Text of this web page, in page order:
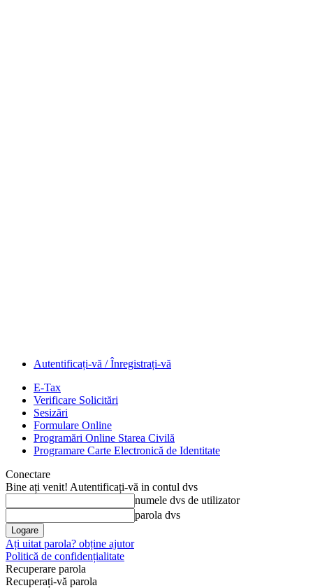
Autentificați-vă / Înregistrați-vă
E-Tax
Verificare Solicitări
Sesizări
Formulare Online
Programări Online Starea Civilă
Programare Carte Electronică de Identitate
Conectare
Bine ați venit! Autentificați-vă in contul dvs
numele dvs de utilizator
parola dvs
Ați uitat parola? obține ajutor
Politică de confidențialitate
Recuperare parola
Recuperați-vă parola